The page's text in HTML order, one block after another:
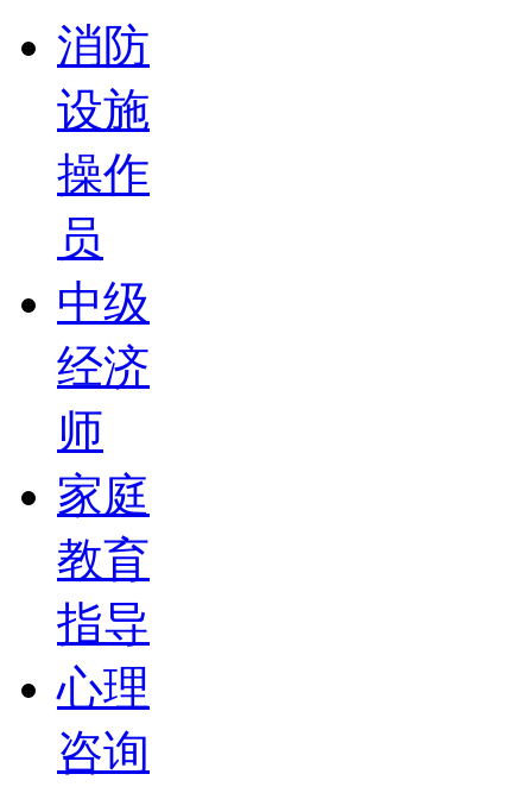
消防
设施
操作
员
中级
经济
师
家庭
教育
指导
心理
咨询